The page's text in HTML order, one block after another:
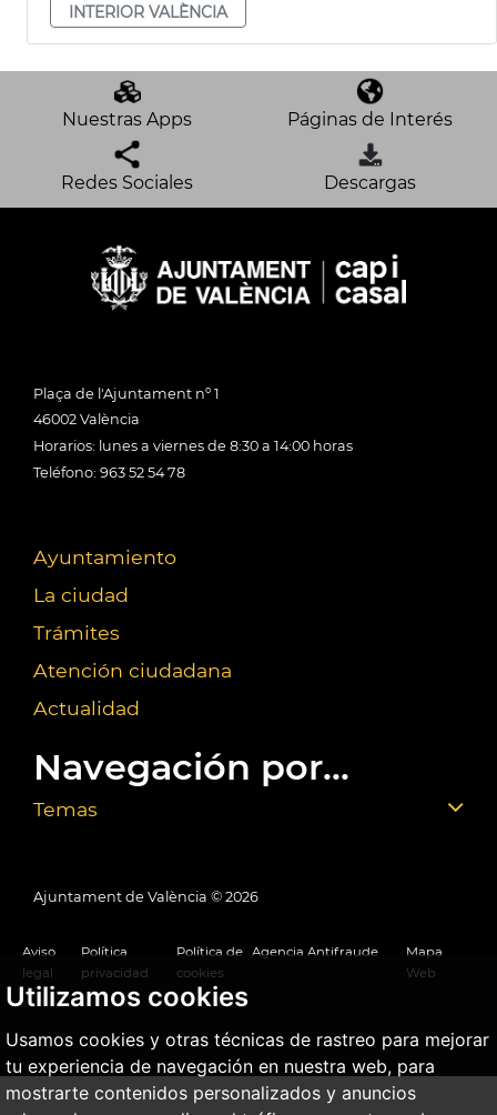
Utilizamos cookies
Usamos cookies y otras técnicas de rastreo para mejorar
tu experiencia de navegación en nuestra web, para
mostrarte contenidos personalizados y anuncios
INTERIOR VALÈNCIA
Nuestras Apps Páginas de Interés
Redes Sociales Descargas
Plaça de l'Ajuntament nº 1
46002 València
Horarios: lunes a viernes de 8:30 a 14:00 horas
Teléfono: 963 52 54 78
Ayuntamiento
La ciudad
Trámites
Atención ciudadana
Actualidad
Navegación por...
Temas
Ajuntament de València © 2026
Aviso
legal
Política
privacidad
Política de
cookies
Agencia Antifraude
Mapa
Web